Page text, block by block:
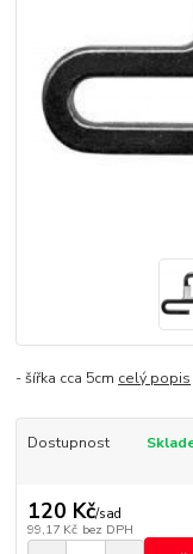
- šířka cca 5cm celý popis
Dostupnost
120 Kč/sad
99,17 Kč bez DPH